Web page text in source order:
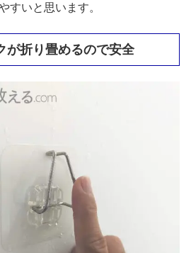
すいと思います。
が折り畳めるので安全